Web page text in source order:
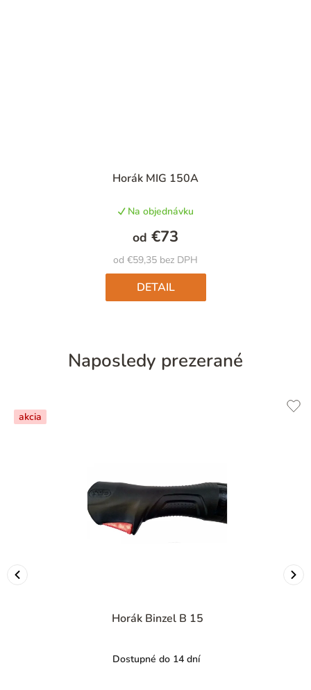
Horák MIG 150A
hodnotenie
je
5,0
z
5
hviezdičiek.
Na objednávku
od €59,35 bez DPH
od €73
DETAIL
Naposledy prezerané
akcia
Horák Binzel B 15
Dostupné do 14 dní